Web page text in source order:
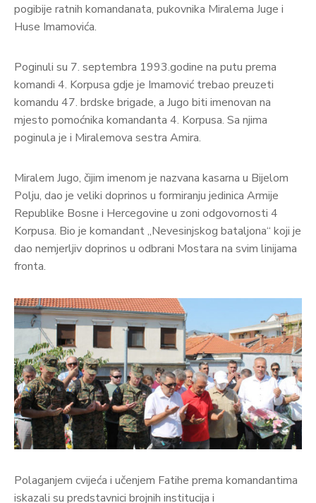
pogibije ratnih komandanata, pukovnika Miralema Juge i
Huse Imamovića.
Poginuli su 7. septembra 1993.godine na putu prema
komandi 4. Korpusa gdje je Imamović trebao preuzeti
komandu 47. brdske brigade, a Jugo biti imenovan na
mjesto pomoćnika komandanta 4. Korpusa. Sa njima
poginula je i Miralemova sestra Amira.
Miralem Jugo, čijim imenom je nazvana kasarna u Bijelom
Polju, dao je veliki doprinos u formiranju jedinica Armije
Republike Bosne i Hercegovine u zoni odgovornosti 4
Korpusa. Bio je komandant „Nevesinjskog bataljona“ koji je
dao nemjerljiv doprinos u odbrani Mostara na svim linijama
fronta.
Polaganjem cvijeća i učenjem Fatihe prema komandantima
iskazali su predstavnici brojnih institucija i